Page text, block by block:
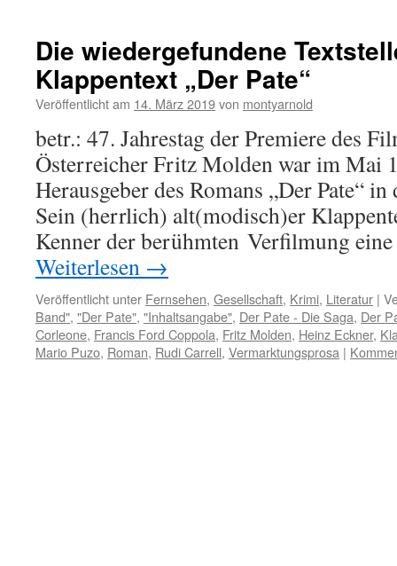
Die wiedergefundene
Klappentext „Der Pate“
Veröffentlicht am 14. März 2019von montyarnold
betr.: 47. Jahrestag der Premiere des
Österreicher Fritz Molden war im Mai
Herausgeber des Romans „Der Pate“
Sein (herrlich) alt(modisch)er
Kenner der berühmten Verfilmung
Weiterlesen →
Veröffentlicht unter Fernsehen, Gesellschaft, Krimi, Literatur |
Band", "Der Pate", "Inhaltsangabe", Der Pate - Die Saga, Der
Corleone, Francis Ford Coppola, Fritz Molden, Heinz Eckner,
Mario Puzo, Roman, Rudi Carrell, Vermarktungsprosa |